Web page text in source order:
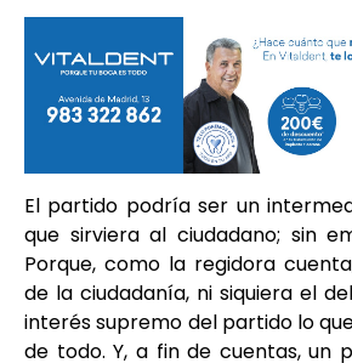
El partido podría ser un
que sirviera al ciudadano; sin
Porque, como la regidora
de la ciudadanía, ni siquiera el
interés supremo del partido lo
de todo. Y, a fin de cuentas, un